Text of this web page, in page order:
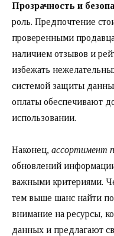
Прозрачность и
роль. Предпочтение
проверенными
наличием отзывов и
избежать
системой защиты
оплаты обеспечивают
использовании.
Наконец, ассортимент
обновлений
важными критериями.
тем выше шанс найти
внимание на ресурсы,
данных и предлагают